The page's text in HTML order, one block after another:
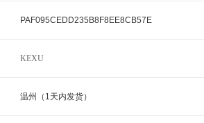
PAF095CEDD235B8F8EE8CB57E
KEXU
温州（1天内发货）